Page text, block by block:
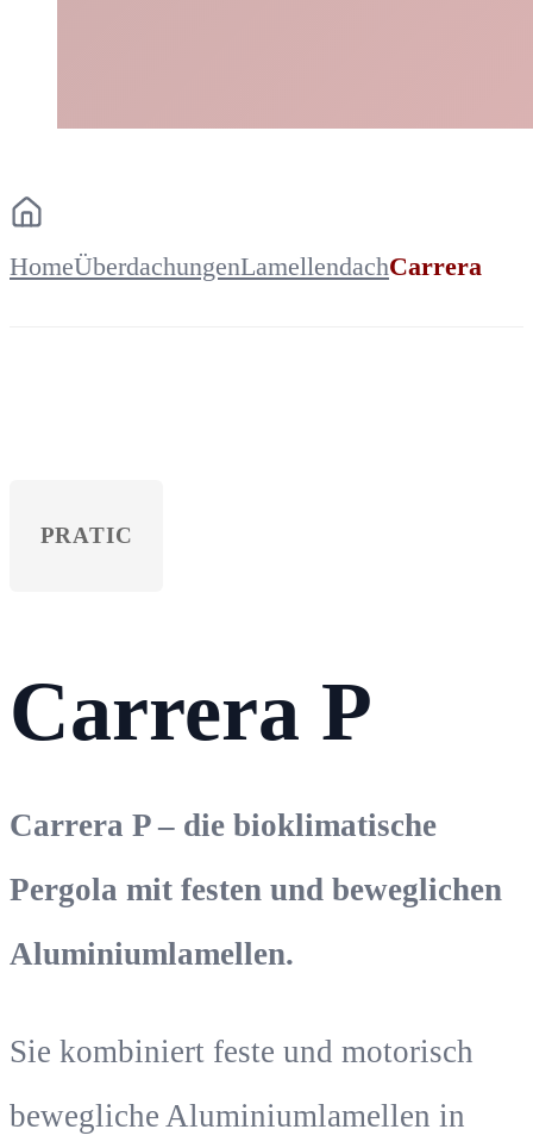
HomeÜberdachungenLamellendachCarrera
PRATIC
Carrera P
Carrera P – die bioklimatische
Pergola mit festen und beweglichen
Aluminiumlamellen.
Sie kombiniert feste und motorisch
bewegliche Aluminiumlamellen in